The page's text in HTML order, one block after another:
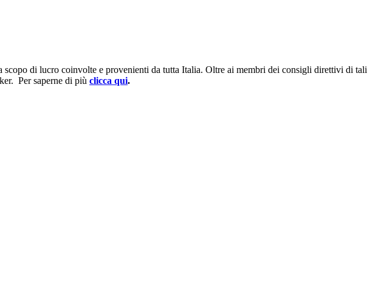
di lucro coinvolte e provenienti da tutta Italia. Oltre ai membri dei consigli direttivi di tali
Per saperne di più clicca qui.